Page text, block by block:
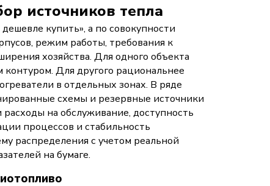
источников тепла
купить», а по совокупности
режим работы, требования к
хозяйства. Для одного объекта
Для другого рациональнее
в отдельных зонах. В ряде
схемы и резервные источники
на обслуживание, доступность
процессов и стабильность
распределения с учетом реальной
на бумаге.